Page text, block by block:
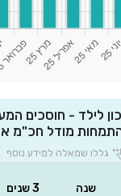
לילד - חוסכים
מודל חכ"מ
גללו שמאלה למידע נוסף
שנה 3 שנים